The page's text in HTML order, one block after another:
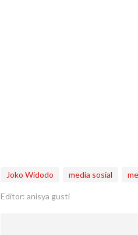
Joko Widodo media sosial
Editor: anisya gusti